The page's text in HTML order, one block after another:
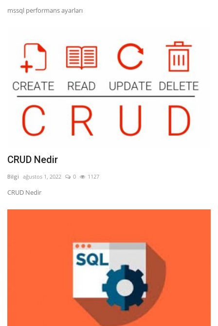
Veritabanı
mssql performans ayarları
CRUD Nedir
Bilgi ağustos 1, 2022 0 1127
CRUD Nedir